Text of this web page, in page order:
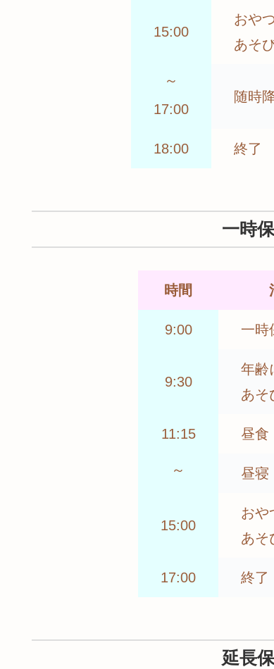
15:00
おや
あそ
～
17:00
随時
18:00 終了
一時
時間
9:00 一時
9:30
年齢
あそ
11:15 昼食
～ 昼寝
15:00
おや
あそ
17:00 終了
延長